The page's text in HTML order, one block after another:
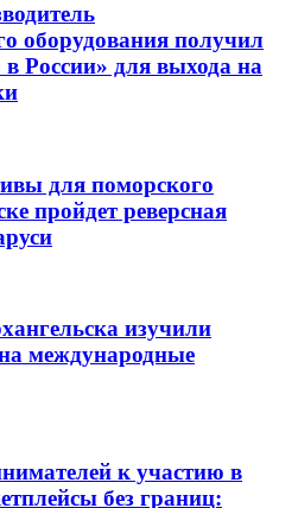
оборудования получил
России» для выхода на
для поморского
пройдет реверсная
изучили
международные
к участию в
без границ: